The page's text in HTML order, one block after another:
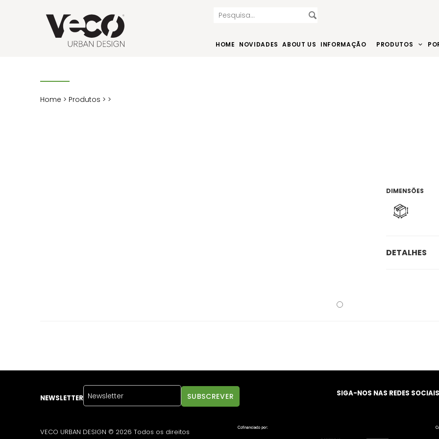
HOME NOVIDADES ABOUT US INFORMAÇÃO PRODUTOS
Home > Produtos > >
DIMENSÕES
DETALHES
NEWSLETTER
SIGA-NOS NAS REDES SOCIAIS
VECO URBAN DESIGN © 2026 Todos os direitos